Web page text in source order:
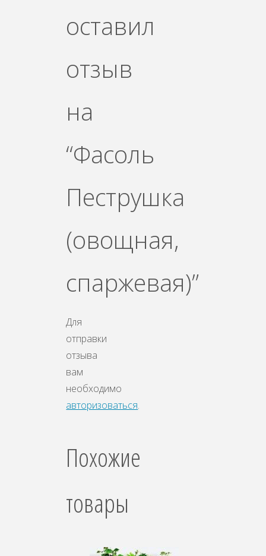
оставил
отзыв
на
“Фасоль
Пеструшка
(овощная,
спаржевая)”
Для
отправки
отзыва
вам
необходимо
авторизоваться.
Похожие
товары